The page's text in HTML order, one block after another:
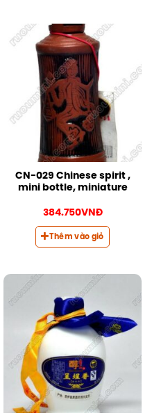
CN-029 Chinese spirit ,
mini bottle, miniature
384.750VNĐ
Thêm vào giỏ